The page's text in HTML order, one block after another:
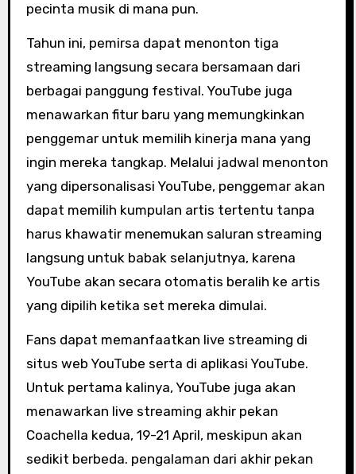
pecinta musik di mana pun.
Tahun ini, pemirsa dapat menonton tiga
streaming langsung secara bersamaan dari
berbagai panggung festival. YouTube juga
menawarkan fitur baru yang memungkinkan
penggemar untuk memilih kinerja mana yang
ingin mereka tangkap. Melalui jadwal menonton
yang dipersonalisasi YouTube, penggemar akan
dapat memilih kumpulan artis tertentu tanpa
harus khawatir menemukan saluran streaming
langsung untuk babak selanjutnya, karena
YouTube akan secara otomatis beralih ke artis
yang dipilih ketika set mereka dimulai.
Fans dapat memanfaatkan live streaming di
situs web YouTube serta di aplikasi YouTube.
Untuk pertama kalinya, YouTube juga akan
menawarkan live streaming akhir pekan
Coachella kedua, 19-21 April, meskipun akan
sedikit berbeda. pengalaman dari akhir pekan